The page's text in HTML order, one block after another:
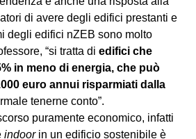
di avere degli edifici prestanti e
degli edifici nZEB sono molto
“si tratta di edifici che
in meno di energia, che può
euro annui risparmiati dalla
tenerne conto”.
puramente economico, infatti
indoorin un edificio sostenibile è